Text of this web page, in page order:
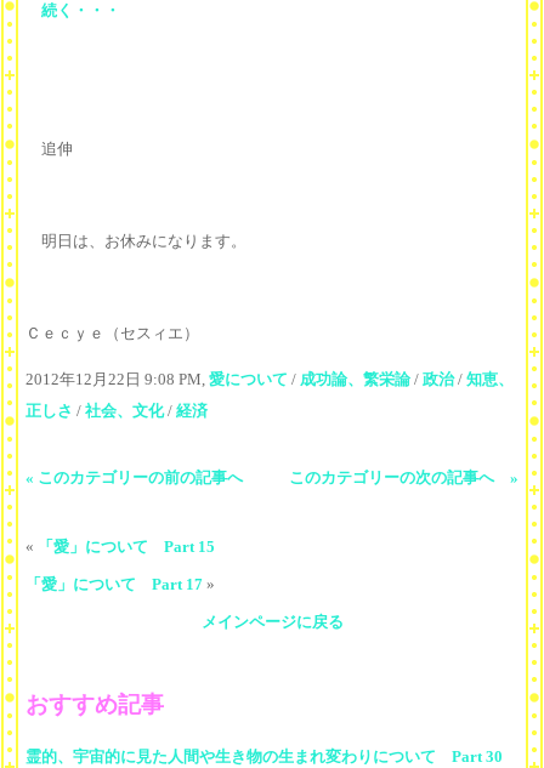
続く・・・
追伸
明日は、お休みになります。
Ｃｅｃｙｅ（セスィエ）
2012年12月22日 9:08 PM, 愛について / 成功論、繁栄論 / 政治/ 知恵、
正しさ / 社会、文化/ 経済
« このカテゴリーの前の記事へ このカテゴリーの次の記事へ »
« 「愛」について Part 15
「愛」について Part 17 »
メインページに戻る
おすすめ記事
霊的、宇宙的に見た人間や生き物の生まれ変わりについて Part 30